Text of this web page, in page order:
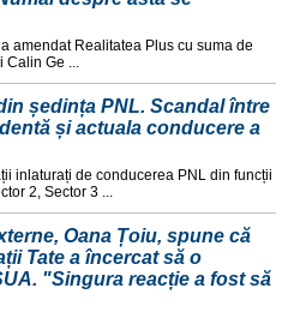
amendat Realitatea Plus cu suma de
Calin Ge ...
ședința PNL. Scandal între
și actuala conducere a
inlaturați de conducerea PNL din funcții
2, Sector 3 ...
Oana Țoiu, spune că
Tate a încercat să o
"Singura reacție a fost să